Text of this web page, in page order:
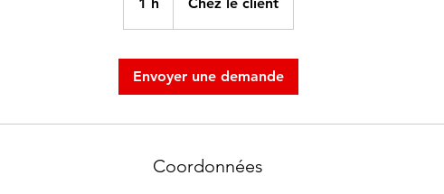
1 h1 Chez le client
Envoyer une demande
Coordonnées